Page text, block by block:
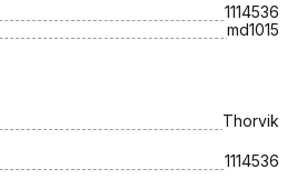
1114536
md1015
Thorvik
1114536